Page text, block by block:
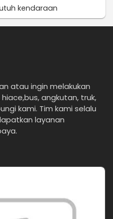
kendaraan
atau ingin melakukan
angkutan, truk,
kami. Tim kami selalu
layanan